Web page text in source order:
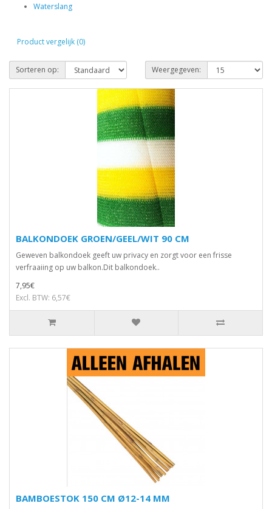
Waterslang
Product vergelijk (0)
Sorteren op: Weergegeven:
BALKONDOEK GROEN/GEEL/WIT 90 CM
Geweven balkondoek geeft uw privacy en zorgt voor een frisse
verfraaiing op uw balkon.Dit balkondoek..
7,95€
Excl. BTW: 6,57€
BAMBOESTOK 150 CM Ø12-14 MM